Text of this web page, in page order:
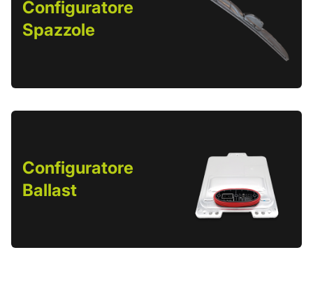
Configuratore
Spazzole
Configuratore
Ballast